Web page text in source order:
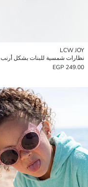
LCW JOY
نظارات شمسية للبنات بشكل أرنب
249.00 EGP